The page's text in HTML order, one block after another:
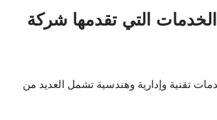
التي تقدمها شركة
تقنية وإدارية وهندسية تشمل العديد من